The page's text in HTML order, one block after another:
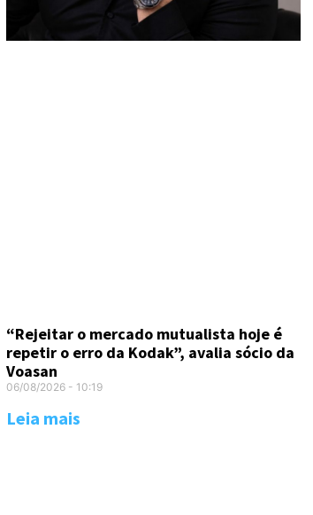
“Rejeitar o mercado mutualista hoje é
repetir o erro da Kodak”, avalia sócio da
Voasan
06/08/2026 10:19
Leia mais